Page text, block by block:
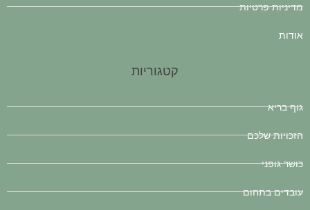
מדיניות פרטיות
אודות
קטגוריות
גוף בריא
הזכויות שלכם
כושר גופני
עובדים בתחום